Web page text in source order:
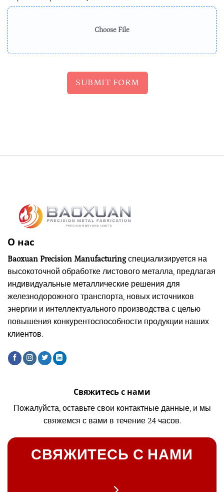
Choose File
SUBMIT FORM
О нас
Baoxuan Precision Manufacturingспециализируется на
высокоточной обработке листового металла, предлагая
индивидуальные металлические решения для
железнодорожного транспорта, новых источников
энергии и интеллектуального производства с целью
повышения конкурентоспособности продукции наших
клиентов.
Свяжитесь с нами
Пожалуйста, оставьте свои контактные данные, и мы
свяжемся с вами в течение 24 часов.
СВЯЖИТЕСЬ С НАМИ